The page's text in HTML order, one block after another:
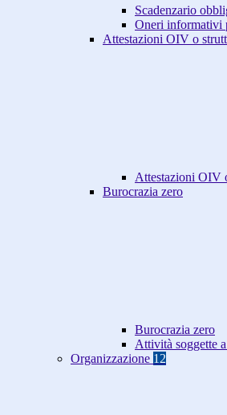
Scadenzario
Oneri informativi
Attestazioni OIV o
Attestazioni OIV
Burocrazia zero
Burocrazia zero
Attività soggette
Organizzazione 12